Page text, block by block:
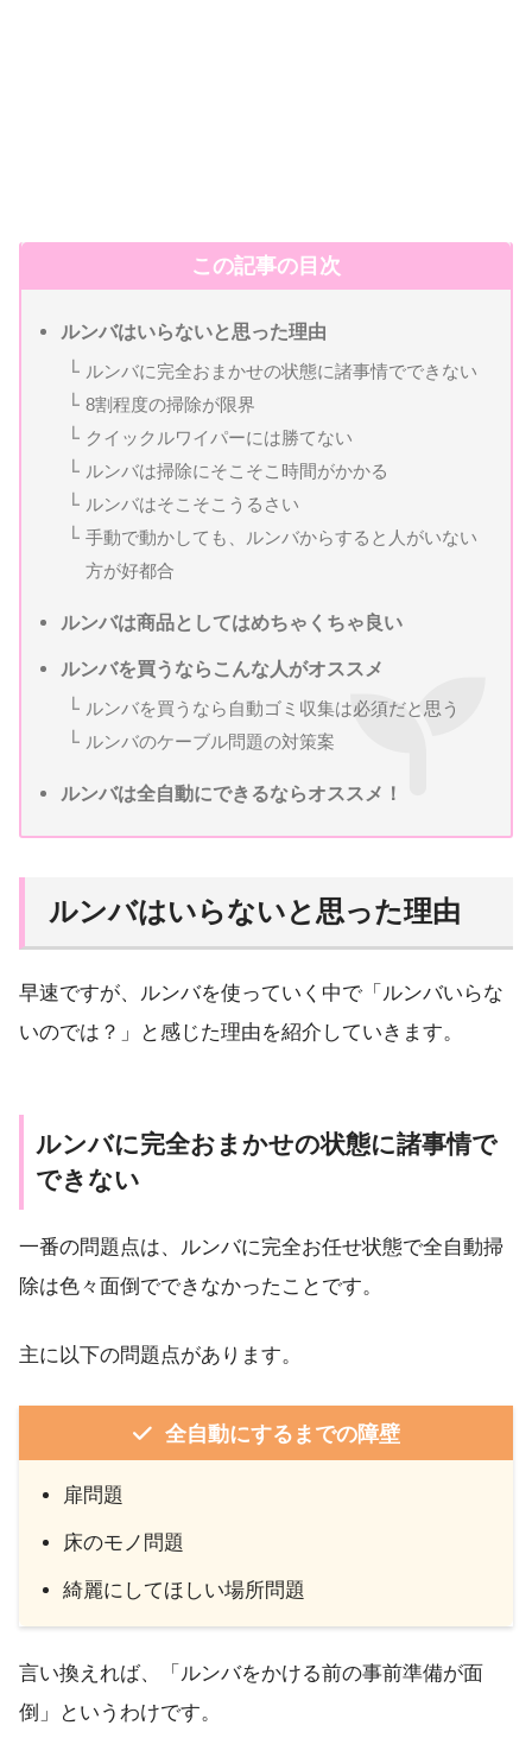
この記事の目次
ルンバはいらないと思った理由
ルンバに完全おまかせの状態に諸事情でできない
8割程度の掃除が限界
クイックルワイパーには勝てない
ルンバは掃除にそこそこ時間がかかる
ルンバはそこそこうるさい
手動で動かしても、ルンバからすると人がいない
方が好都合
ルンバは商品としてはめちゃくちゃ良い
ルンバを買うならこんな人がオススメ
ルンバを買うなら自動ゴミ収集は必須だと思う
ルンバのケーブル問題の対策案
ルンバは全自動にできるならオススメ！
ルンバはいらないと思った理由
早速ですが、ルンバを使っていく中で「ルンバいらな
いのでは？」と感じた理由を紹介していきます。
ルンバに完全おまかせの状態に諸事情で
できない
一番の問題点は、ルンバに完全お任せ状態で全自動掃
除は色々面倒でできなかったことです。
主に以下の問題点があります。
全自動にするまでの障壁
扉問題
床のモノ問題
綺麗にしてほしい場所問題
言い換えれば、「ルンバをかける前の事前準備が面
倒」というわけです。